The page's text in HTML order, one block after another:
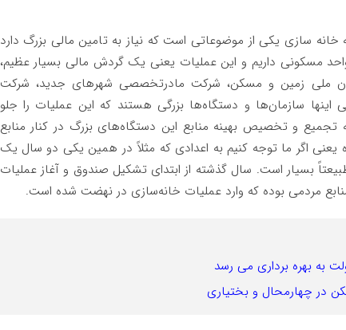
سازی یکی از موضوعاتی است که نیاز به تامین مالی بزرگ دارد
مسکونی داریم و این عملیات یعنی یک گردش مالی بسیار عظیم،
ملی زمین و مسکن، شرکت مادرتخصصی شهر‌های جدید، شرکت
اینها سازمان‌ها و دستگاه‌ها بزرگی هستند که این عملیات را جلو
تجمیع و تخصیص بهینه منابع این دستگاه‌های بزرگ در کنار منابع
اگر ما توجه کنیم به اعدادی که مثلاً در همین یکی دو سال یک
بسیار است. سال گذشته از ابتدای تشکیل صندوق و آغاز عملیات
مردمی بوده که وارد عملیات خانه‌سازی در نهضت شده است.